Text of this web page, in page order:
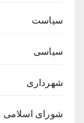
سیاست
سیاسی
شهرداری
شورای